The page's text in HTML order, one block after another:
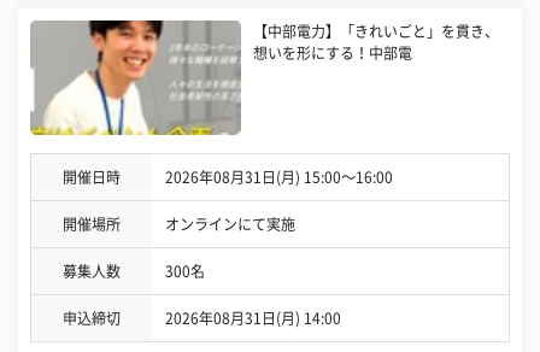
【中部電力】「きれいごと」を貫き、
想いを形にする！中部電
開催日時 2026年08月31日(月) 15:00〜16:00
開催場所 オンラインにて実施
募集人数 300名
申込締切 2026年08月31日(月) 14:00